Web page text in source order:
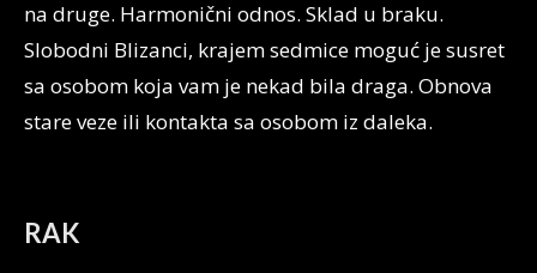
na druge. Harmonični odnos. Sklad u braku.
Slobodni Blizanci, krajem sedmice moguć je susret
sa osobom koja vam je nekad bila draga. Obnova
stare veze ili kontakta sa osobom iz daleka.
RAK